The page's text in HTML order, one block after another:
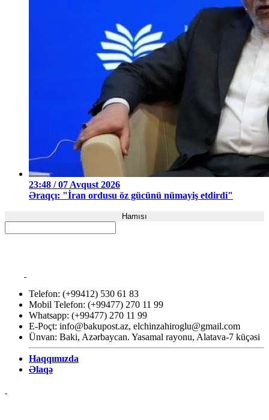
23:48 / 07 Avqust 2026
Əraqçı: "İran ordusu öz gücünü nümayiş etdirdi"
Hamısı
Telefon: (+99412) 530 61 83
Mobil Telefon: (+99477) 270 11 99
Whatsapp: (+99477) 270 11 99
E-Poçt: info@bakupost.az, elchinzahiroglu@gmail.com
Ünvan: Baki, Azərbaycan. Yasamal rayonu, Alatava-7 küçəsi
Haqqımızda
Əlaqə